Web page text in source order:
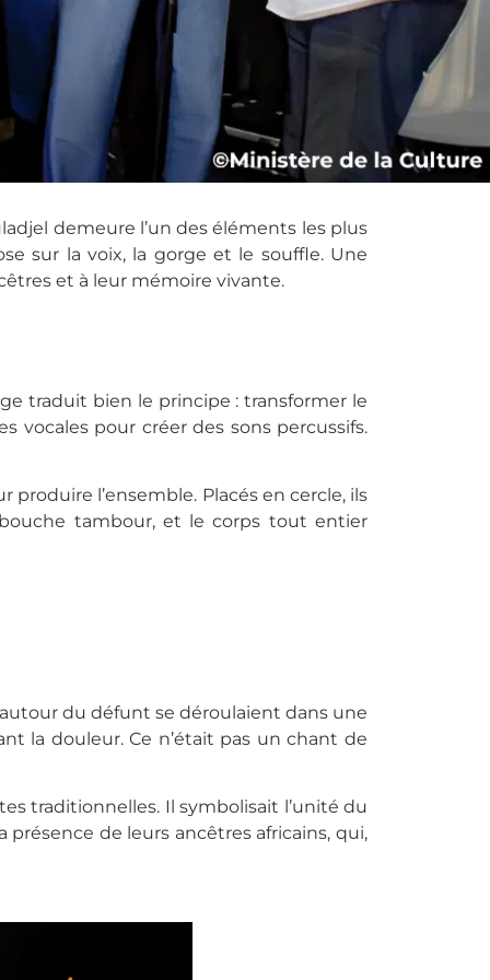
demeure l’un des éléments les plus
sur la voix, la gorge et le souffle. Une
et à leur mémoire vivante.
traduit bien le principe : transformer le
vocales pour créer des sons percussifs.
l’ensemble. Placés en cercle, ils
tambour, et le corps tout entier
du défunt se déroulaient dans une
la douleur. Ce n’était pas un chant de
traditionnelles. Il symbolisait l’unité du
de leurs ancêtres africains, qui,